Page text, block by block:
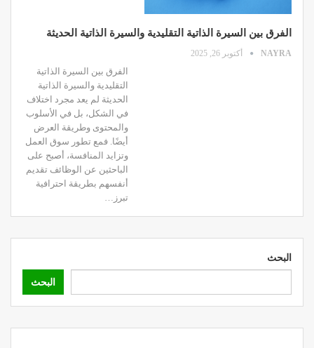
الفرق بين السيرة الذاتية التقليدية والسيرة الذاتية الحديثة
NAYRA أكتوبر 26, 2025
الفرق بين السيرة الذاتية
التقليدية والسيرة الذاتية
الحديثة لم يعد مجرد اختلاف
في الشكل، بل في الأسلوب
والمحتوى وطريقة العرض
أيضًا. فمع تطور سوق العمل
وتزايد المنافسة، أصبح على
الباحثين عن الوظائف تقديم
أنفسهم بطريقة احترافية
تبرز…
البحث
البحث